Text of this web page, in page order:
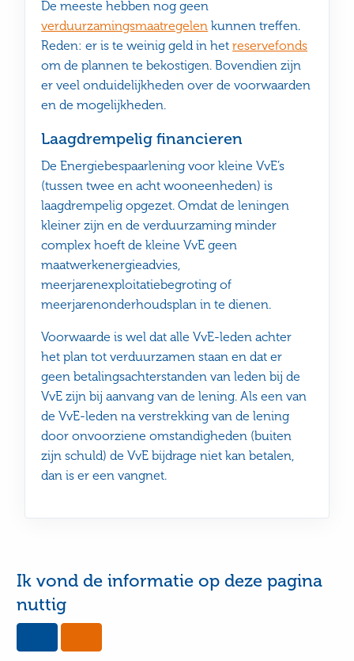
De meeste hebben nog geen
verduurzamingsmaatregelen kunnen treffen.
Reden: er is te weinig geld in hetreservefonds
om de plannen te bekostigen. Bovendien zijn
er veel onduidelijkheden over de voorwaarden
en de mogelijkheden.
Laagdrempelig financieren
De Energiebespaarlening voor kleine VvE’s
(tussen twee en acht wooneenheden) is
laagdrempelig opgezet. Omdat de leningen
kleiner zijn en de verduurzaming minder
complex hoeft de kleine VvE geen
maatwerkenergieadvies,
meerjarenexploitatiebegroting of
meerjarenonderhoudsplan in te dienen.
Voorwaarde is wel dat alle VvE-leden achter
het plan tot verduurzamen staan en dat er
geen betalingsachterstanden van leden bij de
VvE zijn bij aanvang van de lening. Als een van
de VvE-leden na verstrekking van de lening
door onvoorziene omstandigheden (buiten
zijn schuld) de VvE bijdrage niet kan betalen,
dan is er een vangnet.
Ik vond de informatie op deze pagina
nuttig
this
this